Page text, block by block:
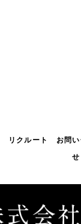
リクルート
お問
せ